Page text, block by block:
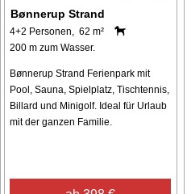
Bønnerup Strand
4+2 Personen, 62 m²
200 m zum Wasser.
Bønnerup Strand Ferienpark mit
Pool, Sauna, Spielplatz, Tischtennis,
Billard und Minigolf. Ideal für Urlaub
mit der ganzen Familie.